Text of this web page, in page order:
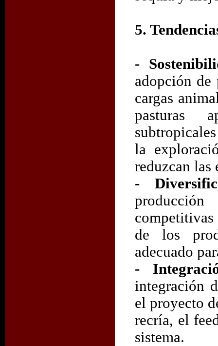
5.
-
adopción de
cargas
pasturas
la
reduzcan las
-
de los
adecuado
-
integración
el proyecto
recría, el
sistema.